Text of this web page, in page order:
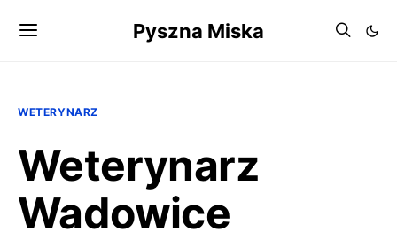
Pyszna Miska
WETERYNARZ
Weterynarz
Wadowice